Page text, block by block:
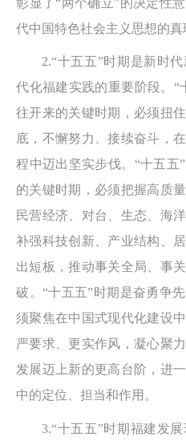
代中国特色社会主义思想的真
2.“十五五”时期是新时
代化福建实践的重要阶段。“
往开来的关键时期，必须扭
底，不懈努力、接续奋斗，
程中迈出坚实步伐。“十五五
的关键时期，必须把握高质
民营经济、对台、生态、海
补强科技创新、产业结构、
出短板，推动事关全局、事
破。“十五五”时期是奋勇争
须聚焦在中国式现代化建设
严要求、更实作风，凝心聚
发展迈上新的更高台阶，进
中的定位、担当和作用。
3.“十五五”时期福建发